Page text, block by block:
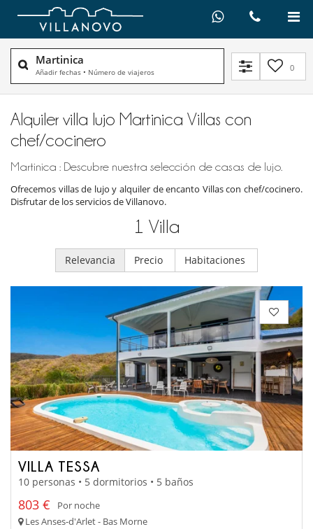
Martinica
Añadir fechas • Número de viajeros 0
Alquiler villa lujo Martinica Villas con
chef/cocinero
Martinica : Descubre nuestra selección de casas de lujo.
Ofrecemos villas de lujo y alquiler de encanto Villas con chef/cocinero.
Disfrutar de los servicios de Villanovo.
1 Villa
Relevancia Precio Habitaciones
VILLA TESSA
10 personas • 5 dormitorios • 5 baños
803 €
Por noche
Les Anses-d'Arlet - Bas Morne